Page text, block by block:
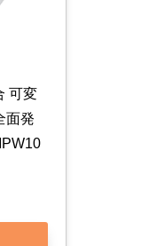
可変
面発